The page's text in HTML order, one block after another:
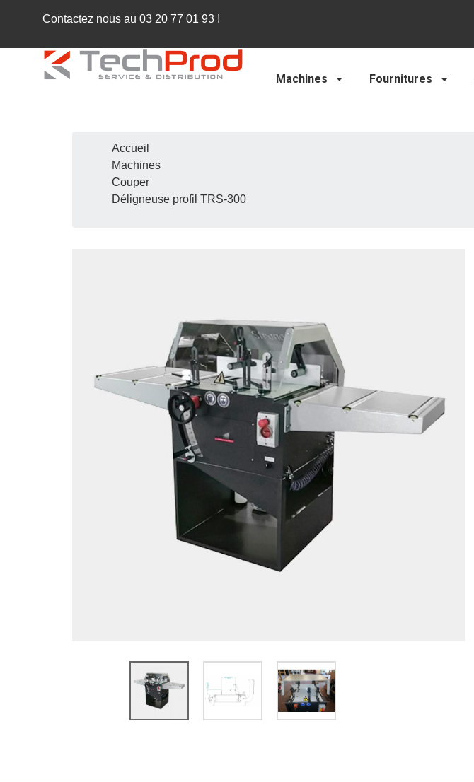
Contactez nous au 03 20 77 01 93 !
Machines Fournitures
Accueil
Machines
Couper
Déligneuse profil TRS-300